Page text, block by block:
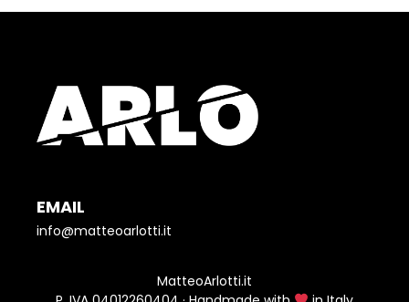
EMAIL
info@matteoarlotti.it
MatteoArlotti.it